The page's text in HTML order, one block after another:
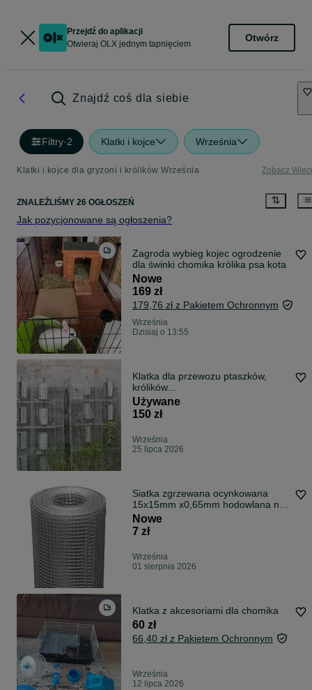
Przejdź do aplikacji
Otwieraj OLX jednym tapnięciem
Otwórz
Znajdź coś dla siebie
Filtry·2 Klatki i kojce Września
Klatki i kojce dla gryzoni i królików Września Zobacz
ZNALEŹLIŚMY 26 OGŁOSZEŃ
Jak pozycjonowane są ogłoszenia?
Zagroda wybieg kojec ogrodzenie
dla świnki chomika królika psa kota
Nowe
169 zł
179,76 zł z Pakietem Ochronnym
Września
Dzisiaj o 13:55
Klatka dla przewozu ptaszków,
królików...
Używane
150 zł
Września
25 lipca 2026
Siatka zgrzewana ocynkowana
15x15mm x0,65mm hodowlana na
woliery klatki wybiegi dla ptaków
Nowe
7 zł
Września
01 sierpnia 2026
Klatka z akcesoriami dla chomika
60 zł
66,40 zł z Pakietem Ochronnym
Września
12 lipca 2026